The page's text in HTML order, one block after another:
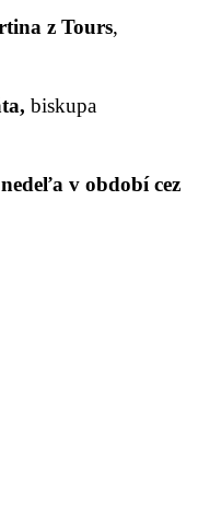
z Tours,
biskupa
v období cez